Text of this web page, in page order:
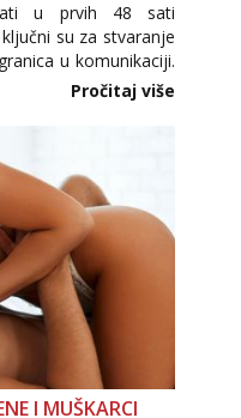
u prvih 48 sati
su za stvaranje
u komunikaciji.
osobnih ili intimnih
nije zaslužila to
Pročitaj više
I MUŠKARCI